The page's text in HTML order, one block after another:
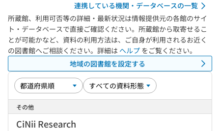
連携している機関・データベースの一覧
所蔵館、利用可否等の詳細・最新状況は情報提供元の各館のサイ
ト・データベースで直接ご確認ください。所蔵館から取寄せるこ
とが可能かなど、資料の利用方法は、ご自身が利用されるお近く
の図書館へご相談ください。詳細は ヘルプ をご覧ください。
地域の図書館を設定する
その他
CiNii Research